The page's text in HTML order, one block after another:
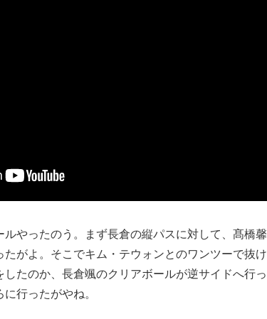
やったのう。まず長倉の縦パスに対して、髙橋
がよ。そこでキム・テウォンとのワンツーで抜
たのか、長倉颯のクリアボールが逆サイドへ行
行ったがやね。